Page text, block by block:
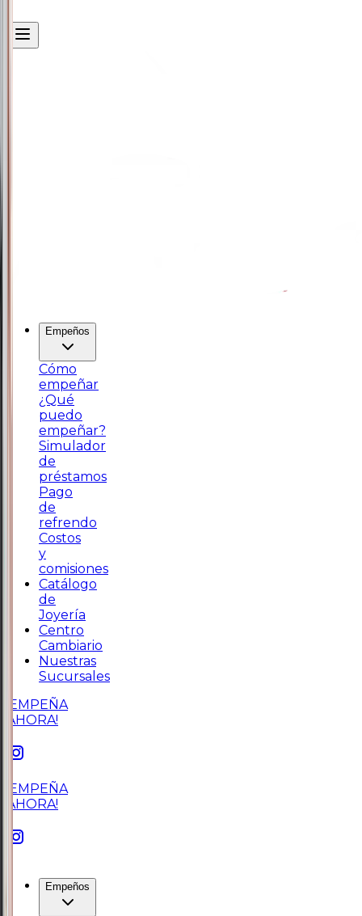
Empeños
Cómo
empeñar
¿Qué
puedo
empeñar?
Simulador
de
préstamos
Pago
de
refrendo
Costos
y
comisiones
Catálogo
de
Joyería
Centro
Cambiario
Nuestras
Sucursales
¡EMPEÑA
AHORA!
¡EMPEÑA
AHORA!
Empeños